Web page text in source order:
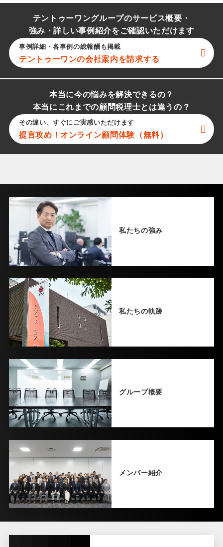
テントゥーワングループのサービス概要・
強み・詳しい事例紹介をご確認いただけます
事例詳細・各事例の総報酬も掲載
テントゥーワンの会社案内を請求する
本当に今の悩みを解決できるの？
本当にこれまでの顧問税理士とは違うの？
その違い、すぐにご実感いただけます
提言攻め！オンライン顧問体験（無料）
私たちの強み
私たちの軌跡
グループ概要
メンバー紹介